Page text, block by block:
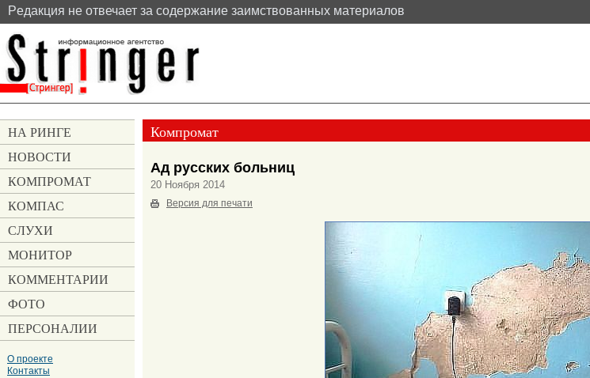
Pедакция не отвечает за содержание заимствованных материалов
Компромат
Ад русских больниц
20 Ноября 2014
Версия для печати
НА РИНГЕ
НОВОСТИ
КОМПРОМАТ
КОМПАС
СЛУХИ
МОНИТОР
КОММЕНТАРИИ
ФОТО
ПЕРСОНАЛИИ
О проекте
Контакты